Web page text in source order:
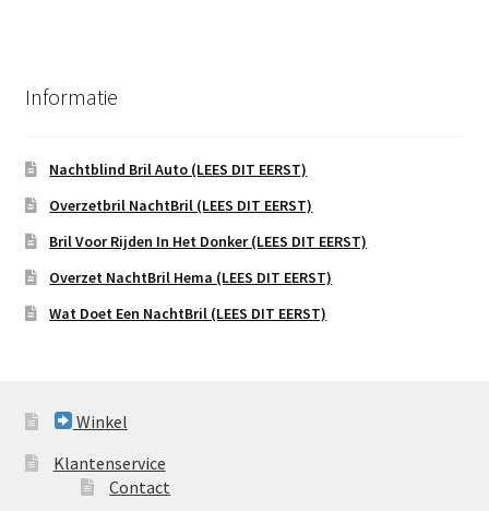
Informatie
Nachtblind Bril Auto (LEES DIT EERST)
Overzetbril NachtBril (LEES DIT EERST)
Bril Voor Rijden In Het Donker (LEES DIT EERST)
Overzet NachtBril Hema (LEES DIT EERST)
Wat Doet Een NachtBril (LEES DIT EERST)
Winkel
Klantenservice
Contact